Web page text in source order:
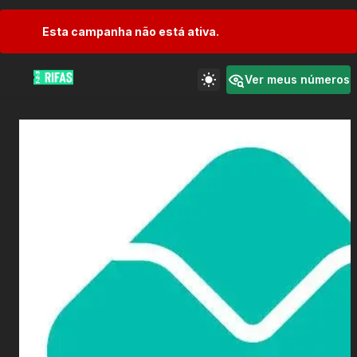
Esta campanha não está ativa.
Ver meus números